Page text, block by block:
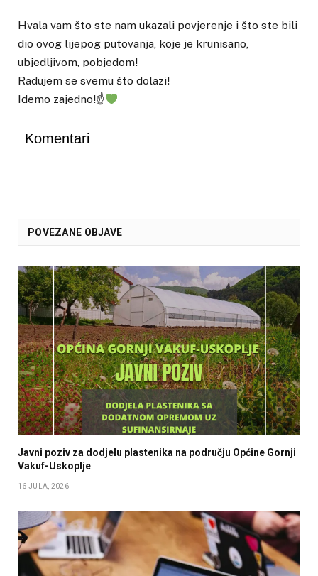
Hvala vam što ste nam ukazali povjerenje i što ste bili
dio ovog lijepog putovanja, koje je krunisano,
ubjedljivom, pobjedom!
Radujem se svemu što dolazi!
Idemo zajedno!☝
Komentari
POVEZANE OBJAVE
Javni poziv za dodjelu plastenika na području Općine Gornji
Vakuf-Uskoplje
16 JULA, 2026